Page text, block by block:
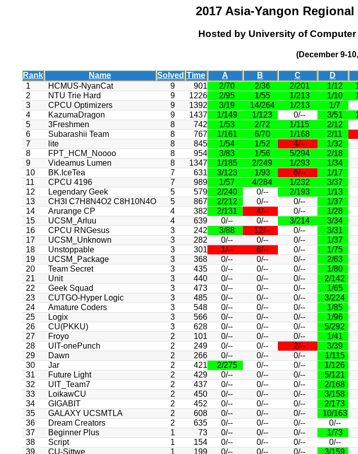
2017 Asia-Yangon
Hosted by University of
(December 9-
Rank Name Solved Time A B C D
1
HCMUS-NyanCat 9 901 2/70 2/36 2/201 1/12
2
NTU Trie Hard 9 1226 2/95 1/55 1/213 1/10
3
CPCU Optimizers 9 1392 3/19 14/264 1/213 1/7
4
KazumaDragon 9 1437 1/149 1/123 0/-- 3/51
5
3Freshmen 8 742 1/53 2/72 1/115 2/12
6
Subarashii Team 8 767 1/161 6/70 1/168 2/11
7
lite 8 845 1/54 1/52 4/-- 1/32
8
FPT_HCM_Noooo 8 954 3/83 1/56 5/294 2/18
9
Videamus Lumen 8 1347 1/185 2/249 1/293 1/34
10
BK.IceTea 7 631 3/123 1/93 6/-- 1/17
11
CPCU 4196 7 989 1/57 4/284 1/232 3/37
12
Legendary Geek 5 579 2/240 0/-- 2/193 1/13
13
CH3I C7H8N4O2 C8H10N4O 5 867 2/212 0/-- 0/-- 1/37
14
Arurange CP 4 382 2/131 4/-- 0/-- 1/28
15
UCSM_Arluu 4 639 0/-- 0/-- 3/214 3/34
16
CPCU RNGesus 3 242 3/88 12/-- 0/-- 3/31
17
UCSM_Unknown 3 282 0/-- 0/-- 0/-- 1/37
18
Unstoppable 3 301 1/-- 6/-- 0/-- 1/75
19
UCSM_Package 3 368 0/-- 0/-- 0/-- 2/63
20
Team Secret 3 435 0/-- 0/-- 0/-- 1/80
21
Unit 3 440 0/-- 0/-- 0/-- 2/142
22
Geek Squad 3 473 0/-- 0/-- 0/-- 1/65
23
CUTGO-Hyper Logic 3 485 0/-- 0/-- 0/-- 3/224
24
Amature Coders 3 548 0/-- 0/-- 0/-- 1/85
25
Logix 3 566 0/-- 0/-- 0/-- 1/96
26
CU(PKKU) 3 628 0/-- 0/-- 0/-- 5/292
27
Froyo 2 101 0/-- 0/-- 0/-- 1/41
28
UIT-onePunch 2 249 0/-- 0/-- 2/-- 3/39
29
Dawn 2 266 0/-- 0/-- 0/-- 1/115
30
Jar 2 421 2/275 0/-- 0/-- 1/126
31
Future Light 2 429 0/-- 0/-- 0/-- 5/121
32
UIT_Team7 2 437 0/-- 0/-- 0/-- 2/168
33
LoikawCU 2 450 0/-- 0/-- 0/-- 3/158
34
GIGABIT 2 452 0/-- 0/-- 0/-- 2/173
35
GALAXY UCSMTLA 2 608 0/-- 0/-- 0/-- 10/163
36
Dream Creators 2 635 0/-- 0/-- 0/-- 0/--
37
Beginner Plus 1 73 0/-- 0/-- 0/-- 1/73
38
Script 1 154 0/-- 0/-- 0/-- 0/--
39
CU-Sittwe 1 199 0/-- 0/-- 0/-- 3/159